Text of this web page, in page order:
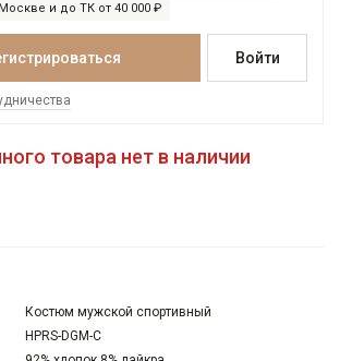
и до ТК от 40 000 ₽
Войти
товара нет в наличии
Костюм мужской спортивный
HPRS-DGM-C